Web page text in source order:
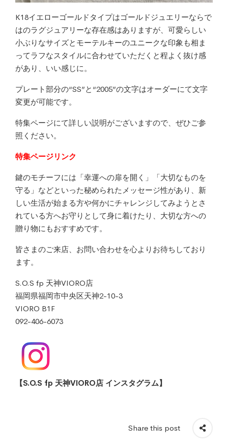
K18イエローゴールドタイプはゴールドジュエリーならで
はのラグジュアリーな存在感はありますが、可愛らしい
小ぶりなサイズとモーテルキーのユニークな印象も相ま
ってラフなスタイルに合わせていただくと程よく抜け感
があり、いい感じに。
プレート部分の“SS”と“2005”の文字はオーダーにて文字
変更が可能です。
特集ページにて詳しい説明がございますので、ぜひご参
照ください。
特集ページリンク
鍵のモチーフには「幸運への扉を開く」「大切なものを
守る」などといった秘められたメッセージ性があり、新
しい生活が始まる方や何かにチャレンジしてみようとさ
れている方へお守りとして身に着けたり、大切な方への
贈り物にもおすすめです。
皆さまのご来店、お問い合わせを心よりお待ちしており
ます。
S.O.S fp 天神VIORO店
福岡県福岡市中央区天神2-10-3
VIORO B1F
092-406-6073
【S.O.S fp 天神VIORO店 インスタグラム】
Share this post